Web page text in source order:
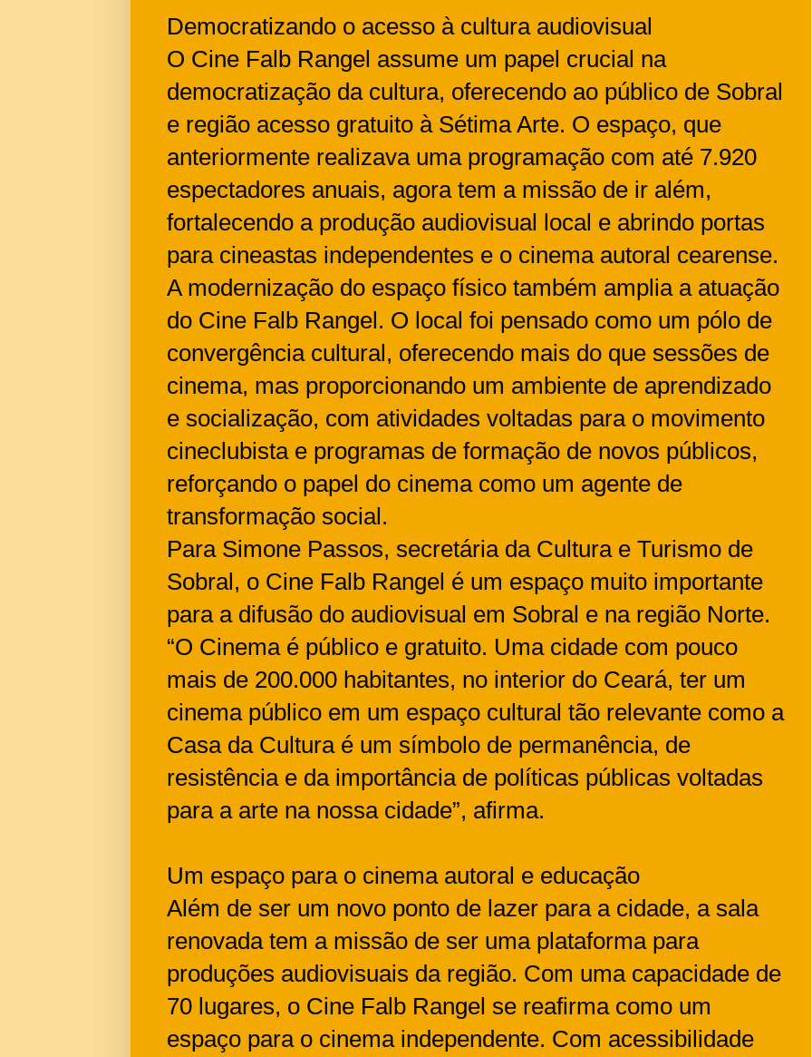
Democratizando o acesso à cultura audiovisual
O Cine Falb Rangel assume um papel crucial na
democratização da cultura, oferecendo ao público de Sobral
e região acesso gratuito à Sétima Arte. O espaço, que
anteriormente realizava uma programação com até 7.920
espectadores anuais, agora tem a missão de ir além,
fortalecendo a produção audiovisual local e abrindo portas
para cineastas independentes e o cinema autoral cearense.
A modernização do espaço físico também amplia a atuação
do Cine Falb Rangel. O local foi pensado como um pólo de
convergência cultural, oferecendo mais do que sessões de
cinema, mas proporcionando um ambiente de aprendizado
e socialização, com atividades voltadas para o movimento
cineclubista e programas de formação de novos públicos,
reforçando o papel do cinema como um agente de
transformação social.
Para Simone Passos, secretária da Cultura e Turismo de
Sobral, o Cine Falb Rangel é um espaço muito importante
para a difusão do audiovisual em Sobral e na região Norte.
“O Cinema é público e gratuito. Uma cidade com pouco
mais de 200.000 habitantes, no interior do Ceará, ter um
cinema público em um espaço cultural tão relevante como a
Casa da Cultura é um símbolo de permanência, de
resistência e da importância de políticas públicas voltadas
para a arte na nossa cidade”, afirma.
Um espaço para o cinema autoral e educação
Além de ser um novo ponto de lazer para a cidade, a sala
renovada tem a missão de ser uma plataforma para
produções audiovisuais da região. Com uma capacidade de
70 lugares, o Cine Falb Rangel se reafirma como um
espaço para o cinema independente. Com acessibilidade